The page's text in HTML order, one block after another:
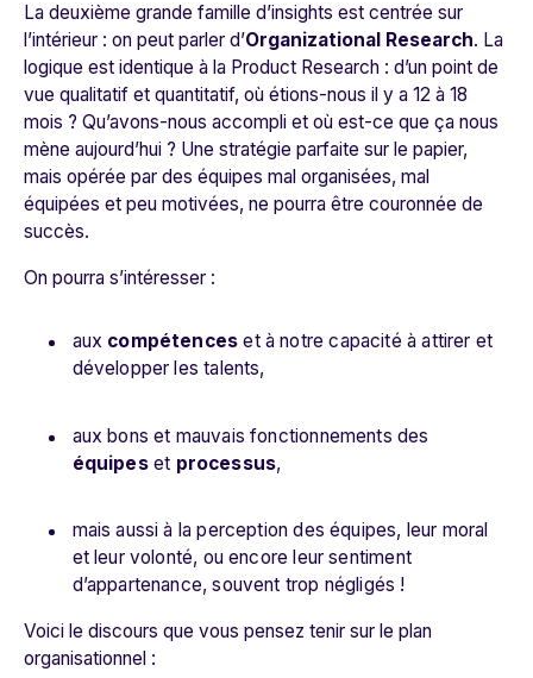
La deuxième grande famille d’insights est centrée sur
l’intérieur : on peut parler d’Organizational Research. La
logique est identique à la Product Research : d’un point de
vue qualitatif et quantitatif, où étions-nous il y a 12 à 18
mois ? Qu’avons-nous accompli et où est-ce que ça nous
mène aujourd’hui ? Une stratégie parfaite sur le papier,
mais opérée par des équipes mal organisées, mal
équipées et peu motivées, ne pourra être couronnée de
succès.
On pourra s’intéresser :
aux compétences et à notre capacité à attirer et
développer les talents,
aux bons et mauvais fonctionnements des
équipeset processus,
mais aussi à la perception des équipes, leur moral
et leur volonté, ou encore leur sentiment
d’appartenance, souvent trop négligés !
Voici le discours que vous pensez tenir sur le plan
organisationnel :